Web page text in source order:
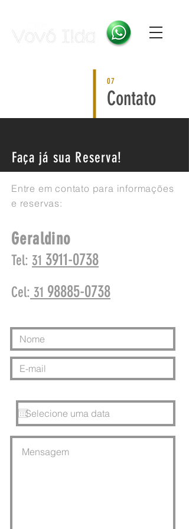
07
Contato
Faça já sua Reserva!
Entre em contato para informações
e reservas:
Geraldino
Tel: 31 3911-0738
Cel: 31 98885-0738